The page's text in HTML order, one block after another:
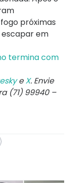
próximas
escapar em
termina com
eX. Envie
(71) 99940 –